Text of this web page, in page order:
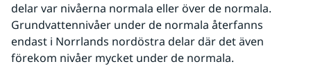
delar var nivåerna normala eller över de normala.
Grundvattennivåer under de normala återfanns
endast i Norrlands nordöstra delar där det även
förekom nivåer mycket under de normala.